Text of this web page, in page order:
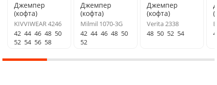
Джемпер
(кофта)
KIVVIWEAR 4246
42 44 46 48 50
52 54 56 58
Джемпер
(кофта)
Milmil 1070-3G
42 44 46 48 50
52
Джемпер
(кофта)
Verita 2338
48 50 52 54